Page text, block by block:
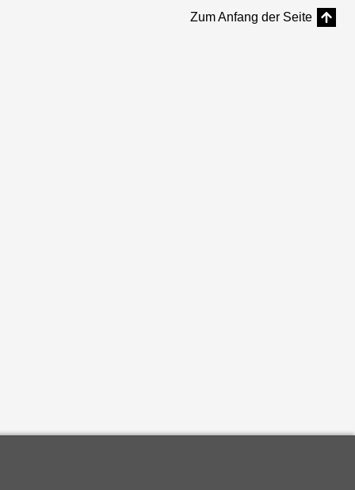
Zum Anfang der Seite